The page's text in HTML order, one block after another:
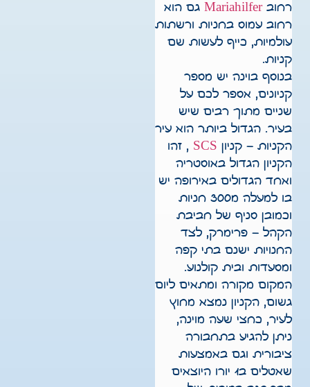
רחובMariahilfer גם הוא
רחוב עמוס בחניות ורשתות
עולמיות, כייף לעשות שם
קניות.
בנוסף בוינה יש מספר
קניונים, אספר לכם על
שניים מתוך רבים שיש
בעיר. הגדול ביותר הוא עיר
הקניות – קניון SCS , זהו
הקניון הגדול באוסטריה
ואחד הגדולים באירופה יש
בו למעלה מ300 חניות
וכמובן סניף של חביבת
הקהל – פרימרק, לצד
החנויות ישנם בתי קפה
ומסעדות ובית קולנוע.
המקום מקורה ומתאים ליום
גשום, הקניון נמצא מחוץ
לעיר, כחצי שעה מוינה,
ניתן להגיע בתחבורה
ציבורית וגם באמצעות
שאטלים ב1 יורו היוצאים